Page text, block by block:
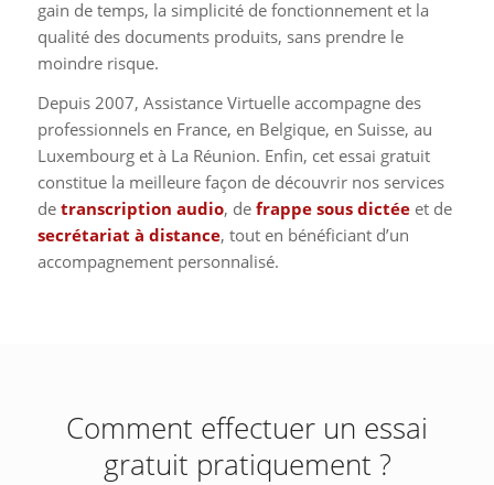
gain de temps, la simplicité de fonctionnement et la
qualité des documents produits, sans prendre le
moindre risque.
Depuis 2007, Assistance Virtuelle accompagne des
professionnels en France, en Belgique, en Suisse, au
Luxembourg et à La Réunion. Enfin, cet essai gratuit
constitue la meilleure façon de découvrir nos services
de transcription audio, de frappe sous dictéeet de
secrétariat à distance, tout en bénéficiant d’un
accompagnement personnalisé.
Comment effectuer un essai
gratuit pratiquement ?